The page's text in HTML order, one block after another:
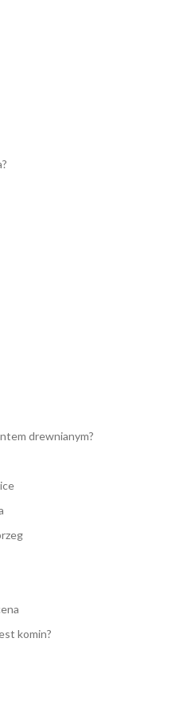
drewnianym?
komin?